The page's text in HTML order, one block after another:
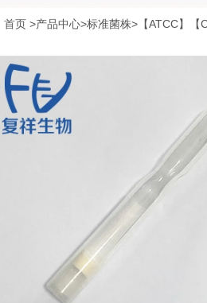
首页 >产品中心>标准菌株> 【ATCC】